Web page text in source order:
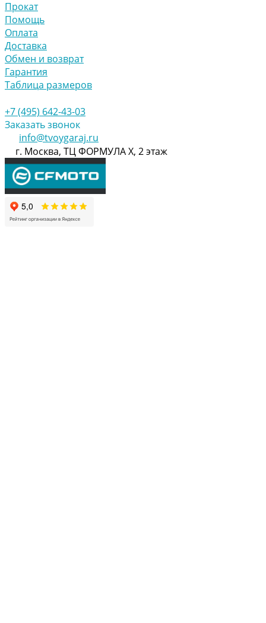
Прокат
Помощь
Оплата
Доставка
Обмен и возврат
Гарантия
Таблица размеров
+7 (495) 642-43-03
Заказать звонок
info@tvoygaraj.ru
г. Москва, ТЦ ФОРМУЛА Х, 2 этаж